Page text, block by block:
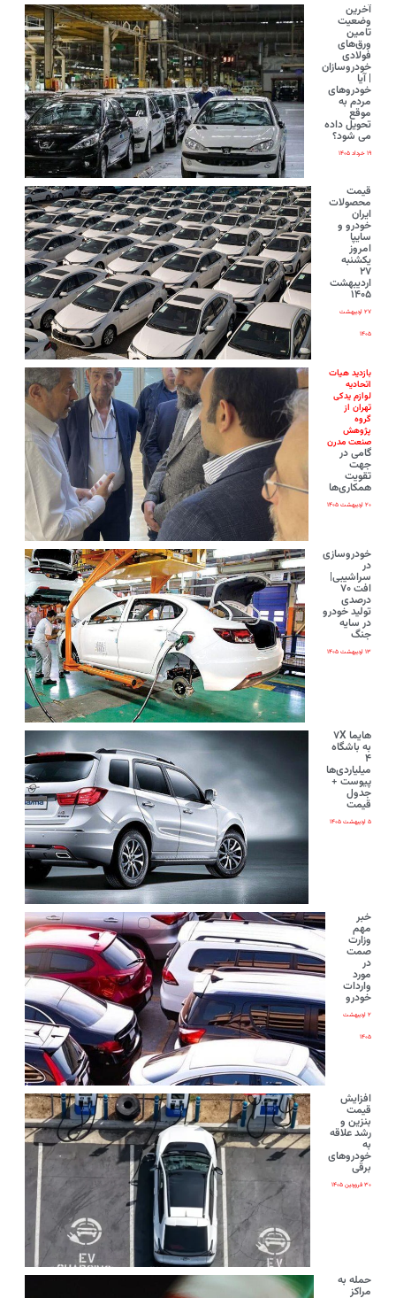
آخرین
وضعیت
تامین
ورق‌های
فولادی
خودروسازان
| آیا
خودروهای
مردم به
موقع
تحویل داده
می شود؟
۱۹ خرداد ۱۴۰۵
قیمت
محصولات
ایران‌
خودرو و
سایپا
امروز
یکشنبه
۲۷
اردیبهشت
۱۴۰۵
۲۷ اردیبهشت
۱۴۰۵
بازدید هیات
اتحادیه
لوازم یدکی
تهران از
گروه
پژوهش
صنعت مدرن
گامی در
جهت
تقویت
همکاری‌ها
۲۰ اردیبهشت ۱۴۰۵
خودروسازی
در
سراشیبی|
افت ۷۰
درصدی
تولید خودرو
در سایه
جنگ
۱۳ اردیبهشت ۱۴۰۵
هایما ۷X
به باشگاه
۴
میلیاردی‌ها
پیوست +
جدول
قیمت
۵ اردیبهشت ۱۴۰۵
خبر
مهم
وزارت
صمت
در
مورد
واردات
خودرو
۲ اردیبهشت
۱۴۰۵
افزایش
قیمت
بنزین و
رشد علاقه
به
خودروهای
برقی
۳۰ فروردین ۱۴۰۵
حمله به
مراکز